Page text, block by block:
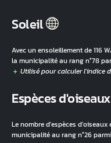
Soleil
Avec un ensoleillement de 116
la municipalité au rang n°78
Espèces d'oiseaux
Le nombre d'espèces d'oiseaux
municipalité au rang n°26